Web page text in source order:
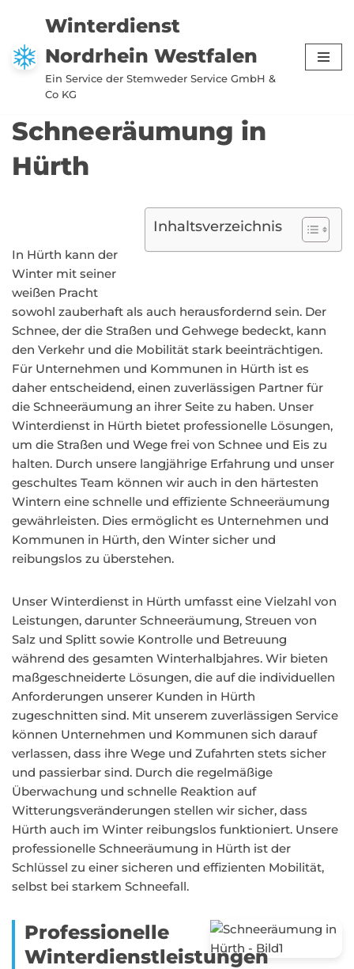
Zum
Inhalt
springen
Winterdienst
Nordrhein Westfalen
Ein Service der Stemweder Service GmbH &
Co KG
Schneeräumung in
Hürth
Inhaltsverzeichnis
In Hürth kann der
Winter mit seiner
weißen Pracht
sowohl zauberhaft als auch herausfordernd sein. Der
Schnee, der die Straßen und Gehwege bedeckt, kann
den Verkehr und die Mobilität stark beeinträchtigen.
Für Unternehmen und Kommunen in Hürth ist es
daher entscheidend, einen zuverlässigen Partner für
die Schneeräumung an ihrer Seite zu haben. Unser
Winterdienst in Hürth bietet professionelle Lösungen,
um die Straßen und Wege frei von Schnee und Eis zu
halten. Durch unsere langjährige Erfahrung und unser
geschultes Team können wir auch in den härtesten
Wintern eine schnelle und effiziente Schneeräumung
gewährleisten. Dies ermöglicht es Unternehmen und
Kommunen in Hürth, den Winter sicher und
reibungslos zu überstehen.
Unser Winterdienst in Hürth umfasst eine Vielzahl von
Leistungen, darunter Schneeräumung, Streuen von
Salz und Splitt sowie Kontrolle und Betreuung
während des gesamten Winterhalbjahres. Wir bieten
maßgeschneiderte Lösungen, die auf die individuellen
Anforderungen unserer Kunden in Hürth
zugeschnitten sind. Mit unserem zuverlässigen Service
können Unternehmen und Kommunen sich darauf
verlassen, dass ihre Wege und Zufahrten stets sicher
und passierbar sind. Durch die regelmäßige
Überwachung und schnelle Reaktion auf
Witterungsveränderungen stellen wir sicher, dass
Hürth auch im Winter reibungslos funktioniert. Unsere
professionelle Schneeräumung in Hürth ist der
Schlüssel zu einer sicheren und effizienten Mobilität,
selbst bei starkem Schneefall.
Professionelle
Winterdienstleistungen